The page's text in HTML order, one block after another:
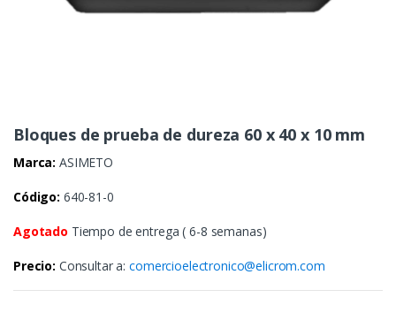
Bloques de prueba de dureza 60 x 40 x 10 mm
Marca: ASIMETO
Código: 640-81-0
Agotado Tiempo de entrega ( 6-8 semanas)
Precio: Consultar a:comercioelectronico@elicrom.com